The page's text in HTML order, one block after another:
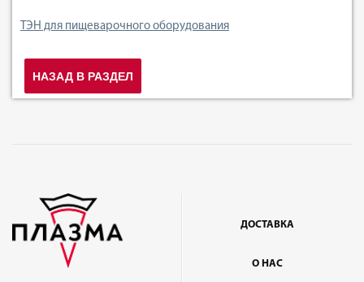
ТЭН для пищеварочного оборудования
НАЗАД В РАЗДЕЛ
ДОСТАВКА
О НАС